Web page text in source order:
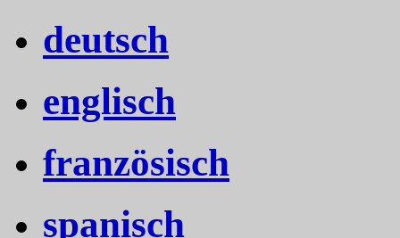
deutsch
englisch
französisch
spanisch